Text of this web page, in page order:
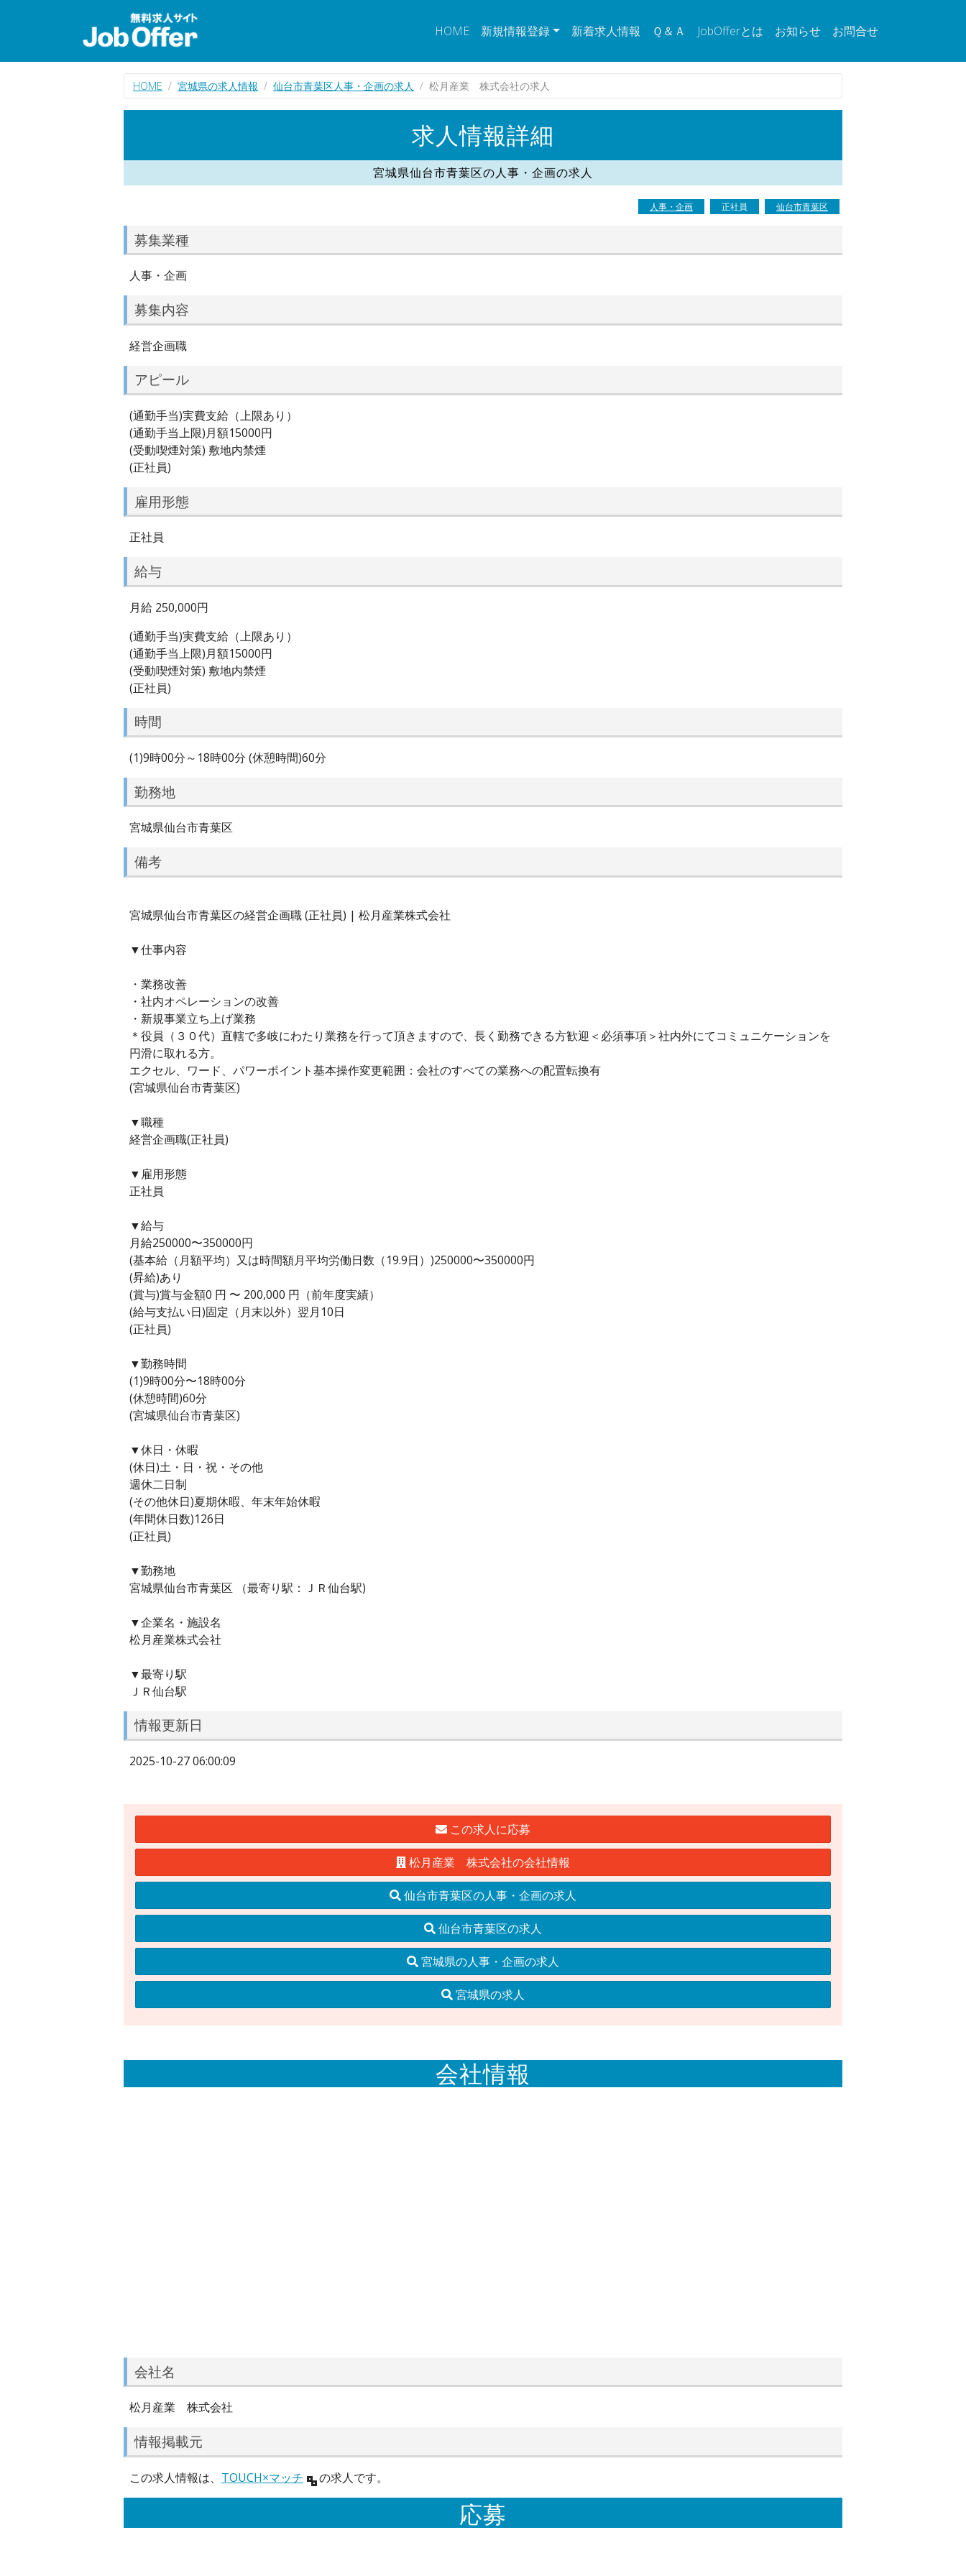
HOME 新規情報登録 新着求人情報 Ｑ＆Ａ JobOfferとは お知らせ お問合せ
HOME 宮城県の求人情報 仙台市青葉区人事・企画の求人 松月産業 株式会社の求人
求人情報詳細
宮城県仙台市青葉区の人事・企画の求人
人事・企画 正社員 仙台市青葉区
募集業種
人事・企画
募集内容
経営企画職
アピール
(通勤手当)実費支給（上限あり）
(通勤手当上限)月額15000円
(受動喫煙対策) 敷地内禁煙
(正社員)
雇用形態
正社員
給与
月給 250,000円
(通勤手当)実費支給（上限あり）
(通勤手当上限)月額15000円
(受動喫煙対策) 敷地内禁煙
(正社員)
時間
(1)9時00分～18時00分 (休憩時間)60分
勤務地
宮城県仙台市青葉区
備考
宮城県仙台市青葉区の経営企画職 (正社員) | 松月産業株式会社
▼仕事内容
・業務改善
・社内オペレーションの改善
・新規事業立ち上げ業務
＊役員（３０代）直轄で多岐にわたり業務を行って頂きますので、長く勤務できる方歓迎＜必須事項＞社内外にてコミュニケーションを
円滑に取れる方。
エクセル、ワード、パワーポイント基本操作変更範囲：会社のすべての業務への配置転換有
(宮城県仙台市青葉区)
▼職種
経営企画職(正社員)
▼雇用形態
正社員
▼給与
月給250000〜350000円
(基本給（月額平均）又は時間額月平均労働日数（19.9日）)250000〜350000円
(昇給)あり
(賞与)賞与金額0 円 〜 200,000 円（前年度実績）
(給与支払い日)固定（月末以外）翌月10日
(正社員)
▼勤務時間
(1)9時00分〜18時00分
(休憩時間)60分
(宮城県仙台市青葉区)
▼休日・休暇
(休日)土・日・祝・その他
週休二日制
(その他休日)夏期休暇、年末年始休暇
(年間休日数)126日
(正社員)
▼勤務地
宮城県仙台市青葉区 （最寄り駅：ＪＲ仙台駅)
▼企業名・施設名
松月産業株式会社
▼最寄り駅
ＪＲ仙台駅
情報更新日
2025-10-27 06:00:09
この求人に応募
松月産業 株式会社の会社情報
仙台市青葉区の人事・企画の求人
仙台市青葉区の求人
宮城県の人事・企画の求人
宮城県の求人
会社情報
会社名
松月産業 株式会社
情報掲載元
この求人情報は、 TOUCH×マッチ の求人です。
応募